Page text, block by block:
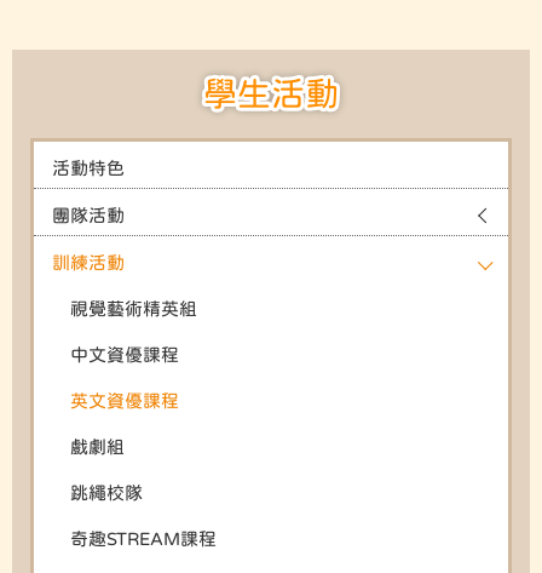
學生活動
活動特色
團隊活動
訓練活動
視覺藝術精英組
中文資優課程
英文資優課程
戲劇組
跳繩校隊
奇趣STREAM課程